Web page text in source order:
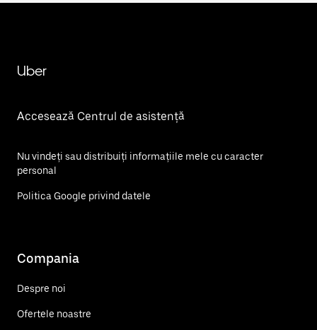
Uber
Accesează Centrul de asistență
Nu vindeți sau distribuiți informațiile mele cu caracter
personal
Politica Google privind datele
Compania
Despre noi
Ofertele noastre